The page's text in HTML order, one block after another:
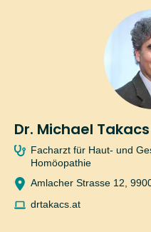
Dr. Michael Takacs
Facharzt für Haut- und
Homöopathie
Amlacher Strasse 12,
drtakacs.at